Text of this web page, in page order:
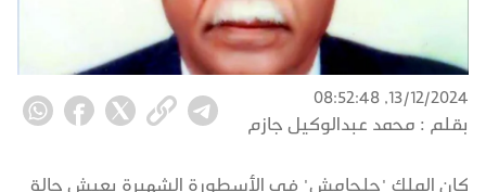
13/12/2024, 08:52:48
بقلم : محمد عبدالوكيل جازم
كان الملك "جلجامش" في الأسطورة الشهيرة يعيش حالة